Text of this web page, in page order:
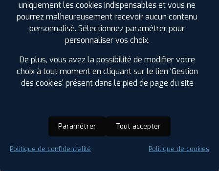
Runflat :Non
uniquement les cookies indispensables et vous ne
pourrez malheureusement recevoir aucun contenu
personnalisé. Sélectionnez paramétrer pour
personnaliser vos choix.
De plus, vous avez la possibilité de modifier votre
choix à tout moment en cliquant sur le lien 'Gestion
des cookies' présent dans le pied de page du site
Paramétrer Tout accepter
Politique de confidentialité Politique de cookies